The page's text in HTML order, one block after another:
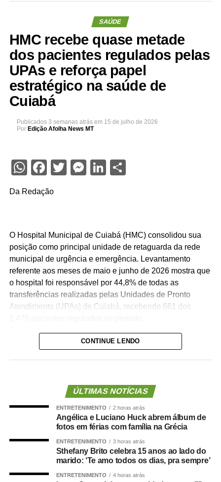
SAÚDE
HMC recebe quase metade
dos pacientes regulados pelas
UPAs e reforça papel
estratégico na saúde de
Cuiabá
Publicados 3 semanas atrás em 15 de julho de 2026
Por Edição Afolha News MT
WhatsApp
Facebook
Twitter
Messenger
LinkedIn
Share
Da Redação
O Hospital Municipal de Cuiabá (HMC) consolidou sua
posição como principal unidade de retaguarda da rede
municipal de urgência e emergência. Levantamento
referente aos meses de maio e junho de 2026 mostra que
o hospital foi responsável por 44,8% de todas as
transferências realizadas pelas Unidades de Pronto
Atendimento (UPAs) de Cuiabá, recebendo 661 dos
organização da assistência hospitalar. Sozinho, o HMC
de pacientes e desafogar as UPAs.
destacou que os resultados refletem o fortalecimento da
rede pública de saúde.
“Os números demonstram que o Hospital Municipal de
Cuiabá cumpre um papel essencial na organização da
nossa rede de urgência e emergência. Ser responsável
por praticamente metade das transferências das UPAs
CONTINUE LENDO
ÚLTIMAS NOTÍCIAS
ENTRETENIMENTO 2 horas atrás
Angélica e Luciano Huck abrem álbum de
fotos em férias com família na Grécia
ENTRETENIMENTO 3 horas atrás
Sthefany Brito celebra 15 anos ao lado do
marido: ‘Te amo todos os dias, pra sempre’
ENTRETENIMENTO 4 horas atrás